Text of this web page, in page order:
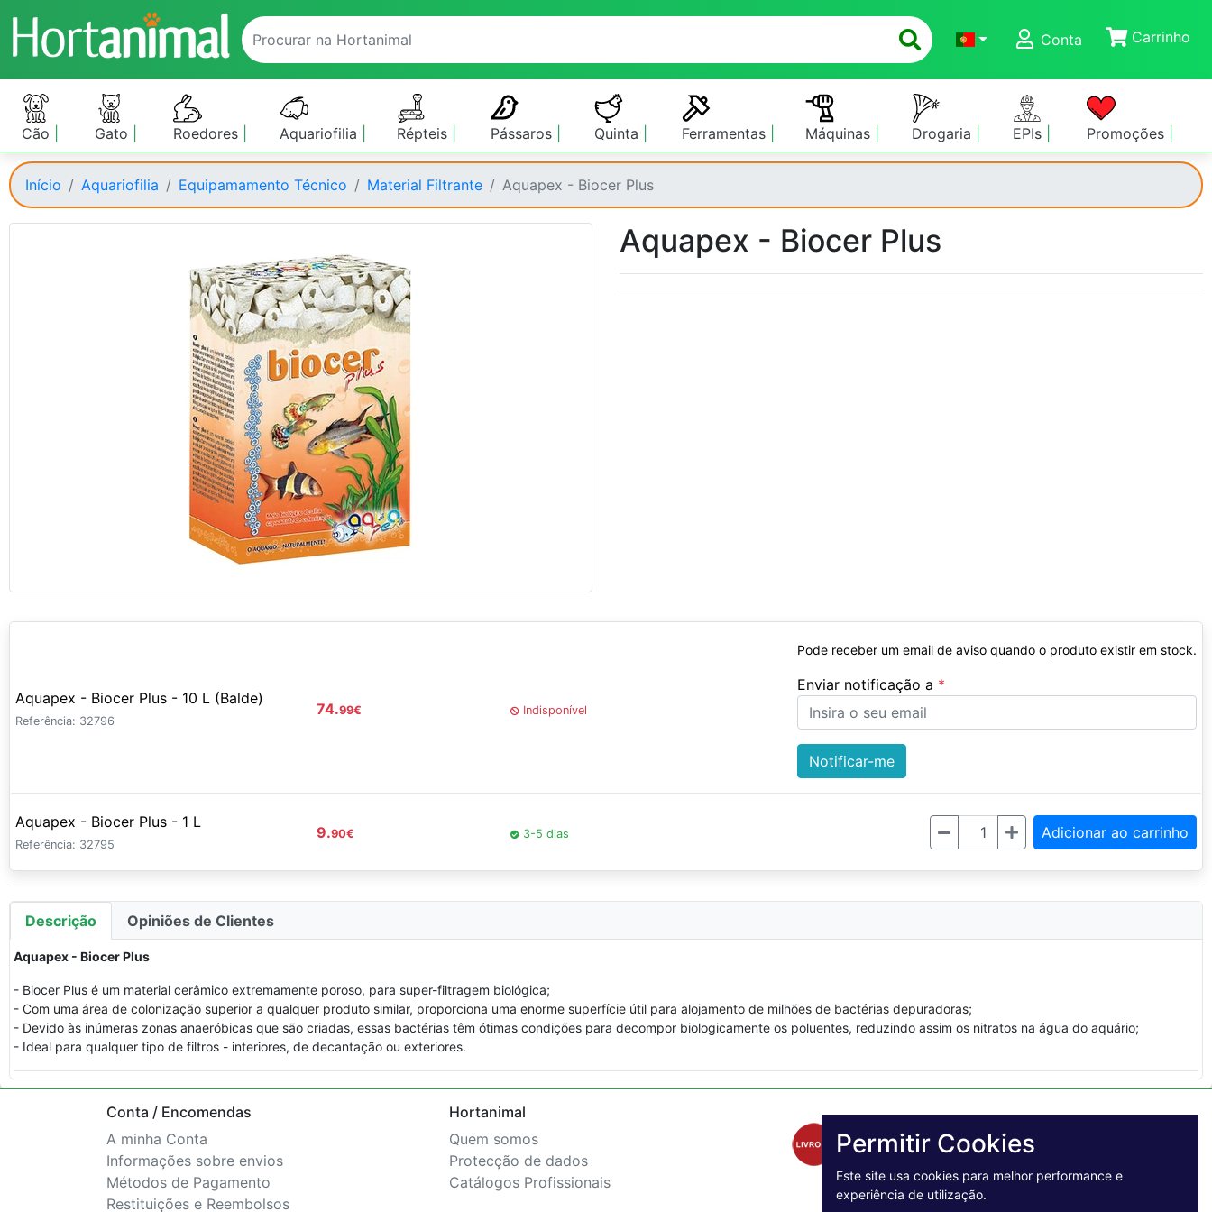
Conta
Carrinho
Cão Gato Roedores Aquariofilia Répteis Pássaros Quinta Ferramentas Máquinas Drogaria EPIs Promoções
Início Aquariofilia Equipamamento Técnico Material Filtrante Aquapex - Biocer Plus
Aquapex - Biocer Plus
Aquapex - Biocer Plus - 10 L (Balde)
Referência: 32796
74.99€ Indisponível
Pode receber um email de aviso quando o produto existir em stock.
Enviar notificação a
Notificar-me
Aquapex - Biocer Plus - 1 L
Referência: 32795
9.90€ 3-5 dias Quantidade Adicionar ao carrinho
Descrição Opiniões de Clientes
Aquapex - Biocer Plus
- Biocer Plus é um material cerâmico extremamente poroso, para super-filtragem biológica;
- Com uma área de colonização superior a qualquer produto similar, proporciona uma enorme superfície útil para alojamento de milhões de bactérias depuradoras;
- Devido às inúmeras zonas anaeróbicas que são criadas, essas bactérias têm ótimas condições para decompor biologicamente os poluentes, reduzindo assim os nitratos na água do aquário;
- Ideal para qualquer tipo de filtros - interiores, de decantação ou exteriores.
Conta / Encomendas
A minha Conta
Informações sobre envios
Métodos de Pagamento
Restituições e Reembolsos
Hortanimal
Quem somos
Protecção de dados
Catálogos Profissionais
Permitir Cookies
Este site usa cookies para melhor performance e
experiência de utilização.